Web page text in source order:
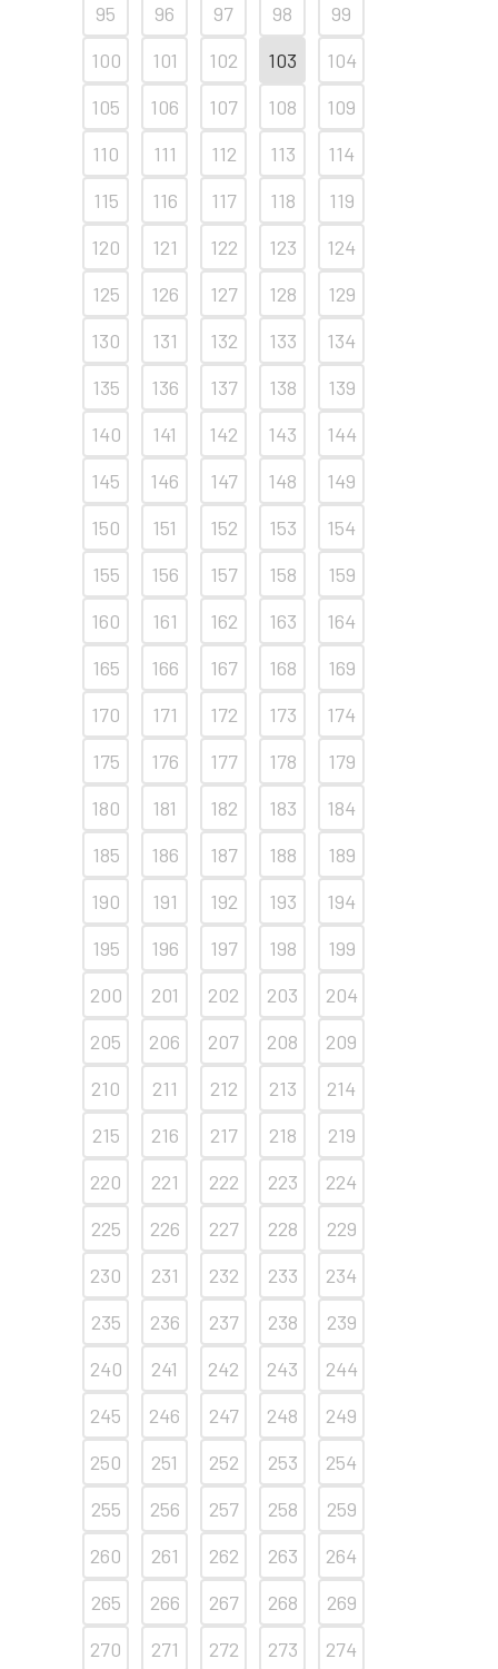
95
96 97 98
99
100
101 102 103
104
105
106 107 108
109
110
111 112 113
114
115
116 117 118
119
120
121 122 123
124
125
126 127 128
129
130
131 132 133
134
135
136 137 138
139
140
141 142 143
144
145
146 147 148
149
150
151 152 153
154
155
156 157 158
159
160
161 162 163
164
165
166 167 168
169
170
171 172 173
174
175
176 177 178
179
180
181 182 183
184
185
186 187 188
189
190
191 192 193
194
195
196 197 198
199
200
201 202 203
204
205
206 207 208
209
210
211 212 213
214
215
216 217 218
219
220
221 222 223
224
225
226 227 228
229
230
231 232 233
234
235
236 237 238
239
240
241 242 243
244
245
246 247 248
249
250
251 252 253
254
255
256 257 258
259
260
261 262 263
264
265
266 267 268
269
270
271 272 273
274